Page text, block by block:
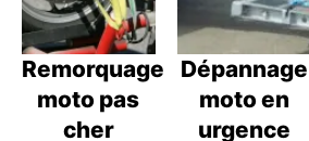
Remorquage
moto pas
cher
Dépannage
moto en
urgence